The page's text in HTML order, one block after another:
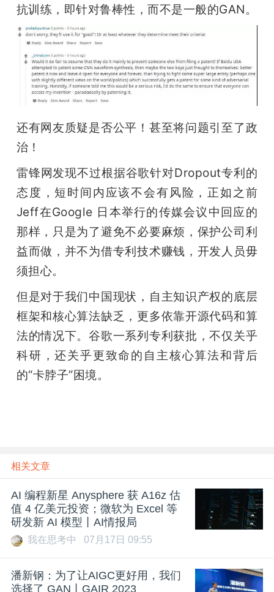
抗训练，即针对鲁棒性，而不是一般的GAN。
还有网友质疑是否公平！甚至将问题引至了政
治！
雷锋网发现不过根据谷歌针对Dropout专利的
态度，短时间内应该不会有风险，正如之前
Jeff在Google 日本举行的传媒会议中回应的
那样，只是为了避免不必要麻烦，保护公司利
益而做，并不为借专利技术赚钱，开发人员毋
须担心。
但是对于我们中国现状，自主知识产权的底层
框架和核心算法缺乏，更多依靠开源代码和算
法的情况下。谷歌一系列专利获批，不仅关乎
科研，还关乎更致命的自主核心算法和背后
的“卡脖子”困境。
相关文章
AI 编程新星 Anysphere 获 A16z 估
值 4 亿美元投资；微软为 Excel 等
研发新 AI 模型丨AI情报局
我在思考中 07月17日 09:55
潘新钢：为了让AIGC更好用，我们
选择了 GAN丨GAIR 2023